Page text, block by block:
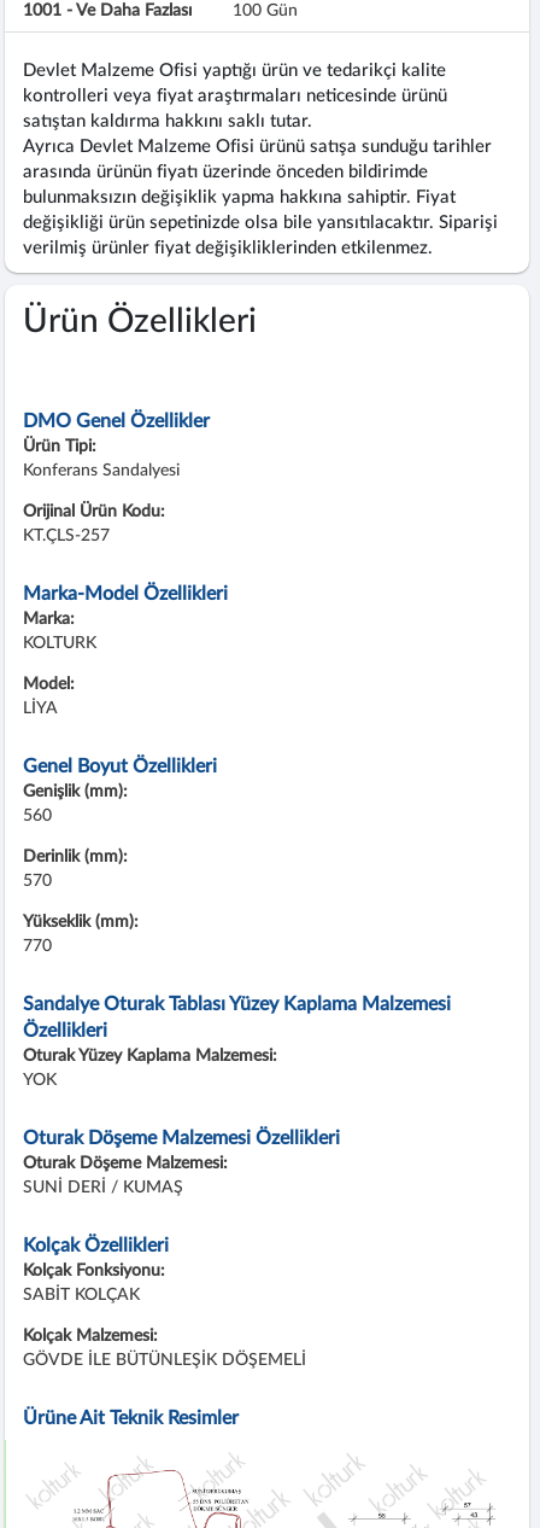
1001 - Ve Daha Fazlası 100 Gün
Devlet Malzeme Ofisi yaptığı ürün ve tedarikçi kalite
kontrolleri veya fiyat araştırmaları neticesinde ürünü
satıştan kaldırma hakkını saklı tutar.
Ayrıca Devlet Malzeme Ofisi ürünü satışa sunduğu tarihler
arasında ürünün fiyatı üzerinde önceden bildirimde
bulunmaksızın değişiklik yapma hakkına sahiptir. Fiyat
değişikliği ürün sepetinizde olsa bile yansıtılacaktır. Siparişi
verilmiş ürünler fiyat değişikliklerinden etkilenmez.
Ürün Özellikleri
DMO Genel Özellikler
Ürün Tipi:
Konferans Sandalyesi
Orijinal Ürün Kodu:
KT.ÇLS-257
Marka-Model Özellikleri
Marka:
KOLTURK
Model:
LİYA
Genel Boyut Özellikleri
Genişlik (mm):
560
Derinlik (mm):
570
Yükseklik (mm):
770
Sandalye Oturak Tablası Yüzey Kaplama Malzemesi
Özellikleri
Oturak Yüzey Kaplama Malzemesi:
YOK
Oturak Döşeme Malzemesi Özellikleri
Oturak Döşeme Malzemesi:
SUNİ DERİ / KUMAŞ
Kolçak Özellikleri
Kolçak Fonksiyonu:
SABİT KOLÇAK
Kolçak Malzemesi:
GÖVDE İLE BÜTÜNLEŞİK DÖŞEMELİ
Ürüne Ait Teknik Resimler